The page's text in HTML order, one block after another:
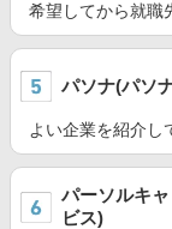
希望してから就職
パソナ(パソ
よい企業を紹介し
パーソルキ
ビス)